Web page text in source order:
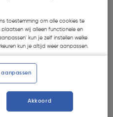
toestemming om alle cookies te
wij alleen functionele en
kun je zelf instellen welke
kun je altijd weer aanpassen.
Akkoord